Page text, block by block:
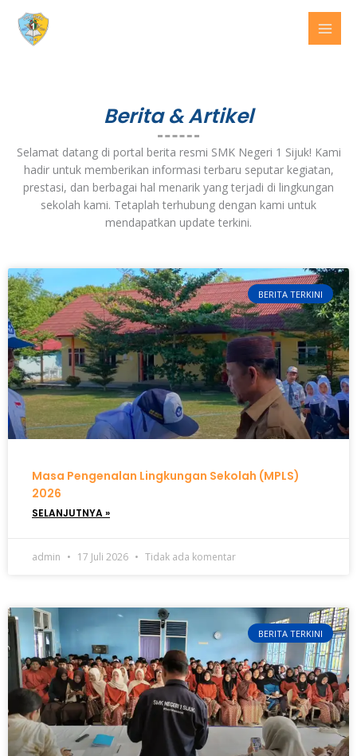
konten
Berita & Artikel
Selamat datang di portal berita resmi SMK Negeri 1 Sijuk! Kami
hadir untuk memberikan informasi terbaru seputar kegiatan,
prestasi, dan berbagai hal menarik yang terjadi di lingkungan
sekolah kami. Tetaplah terhubung dengan kami untuk
mendapatkan update terkini.
BERITA TERKINI
Masa Pengenalan Lingkungan Sekolah (MPLS)
2026
SELANJUTNYA »
admin 17 Juli 2026 Tidak ada komentar
BERITA TERKINI